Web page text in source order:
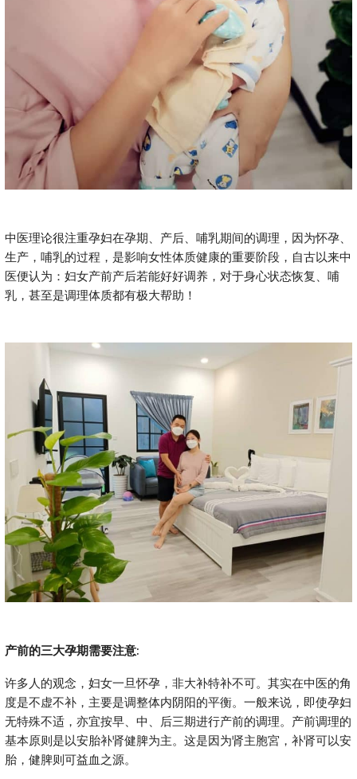
中医理论很注重孕妇在孕期、产后、哺乳期间的调理，因为怀孕、
生产，哺乳的过程，是影响女性体质健康的重要阶段，自古以来中
医便认为：妇女产前产后若能好好调养，对于身心状态恢复、哺
乳，甚至是调理体质都有极大帮助！
产前的三大孕期需要注意:
许多人的观念，妇女一旦怀孕，非大补特补不可。其实在中医的角
度是不虚不补，主要是调整体内阴阳的平衡。一般来说，即使孕妇
无特殊不适，亦宜按早、中、后三期进行产前的调理。产前调理的
基本原则是以安胎补肾健脾为主。这是因为肾主胞宮，补肾可以安
胎，健脾则可益血之源。